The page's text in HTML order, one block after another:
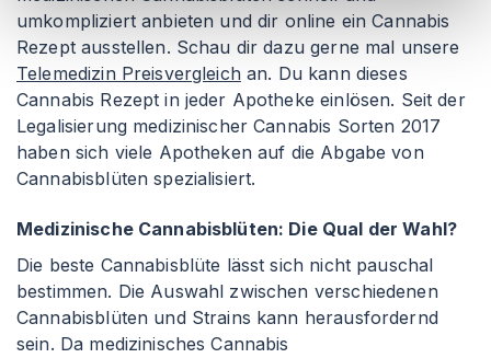
umkompliziert anbieten und dir online ein Cannabis
Rezept ausstellen. Schau dir dazu gerne mal unsere
Telemedizin Preisvergleich an. Du kann dieses
Cannabis Rezept in jeder Apotheke einlösen. Seit der
Legalisierung medizinischer Cannabis Sorten 2017
haben sich viele Apotheken auf die Abgabe von
Cannabisblüten spezialisiert.
Medizinische Cannabisblüten: Die Qual der Wahl?
Die beste Cannabisblüte lässt sich nicht pauschal
bestimmen. Die Auswahl zwischen verschiedenen
Cannabisblüten und Strains kann herausfordernd
sein. Da medizinisches Cannabis